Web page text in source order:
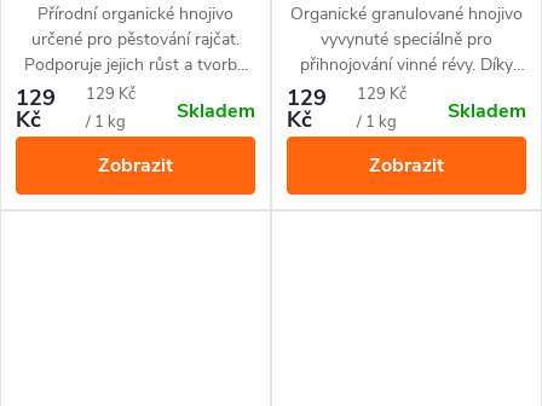
Přírodní organické hnojivo
určené pro pěstování rajčat.
Podporuje jejich růst a tvorbu
plodů. Působí až 3 měsíce.
129
Kč
Měrná
cena:
129 Kč
/ 1 kg
Skladem
Zobrazit
měsíce.
Organické granulované hnojivo
vyvynuté speciálně pro
přihnojování vinné révy. Díky
přírodnímu složení je vhodné
pro ekologické pěstování. Živiny
uvolňuje postupně po dobu až
3 měsíců.
129
Kč
Měrná
cena:
129 Kč
/ 1 kg
Skladem
Zobrazit